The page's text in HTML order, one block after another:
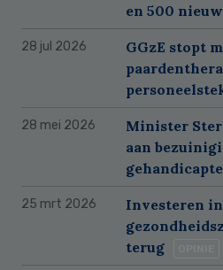
en 500
28 jul 2026
GGzE stopt
28 mei 2026
Minister
aan
25 mrt 2026
Investeren
terug